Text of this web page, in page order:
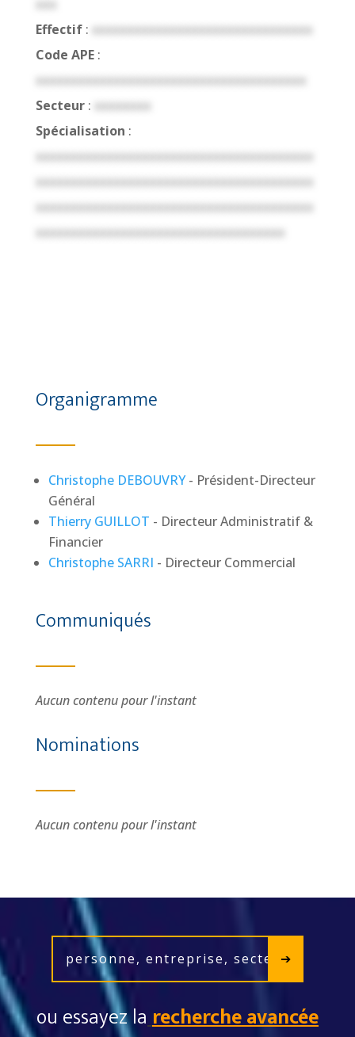
xxx
Effectif: xxxxxxxxxxxxxxxxxxxxxxxxxxxxxxx
Code APE:
xxxxxxxxxxxxxxxxxxxxxxxxxxxxxxxxxxxxxx
Secteur: xxxxxxxx
Spécialisation :
xxxxxxxxxxxxxxxxxxxxxxxxxxxxxxxxxxxxxxx
xxxxxxxxxxxxxxxxxxxxxxxxxxxxxxxxxxxxxxx
xxxxxxxxxxxxxxxxxxxxxxxxxxxxxxxxxxxxxxx
xxxxxxxxxxxxxxxxxxxxxxxxxxxxxxxxxxx
Organigramme
Christophe DEBOUVRY- Président-Directeur
Général
Thierry GUILLOT - Directeur Administratif &
Financier
Christophe SARRI - Directeur Commercial
Communiqués
Aucun contenu pour l'instant
Nominations
Aucun contenu pour l'instant
ou essayez larecherche avancée